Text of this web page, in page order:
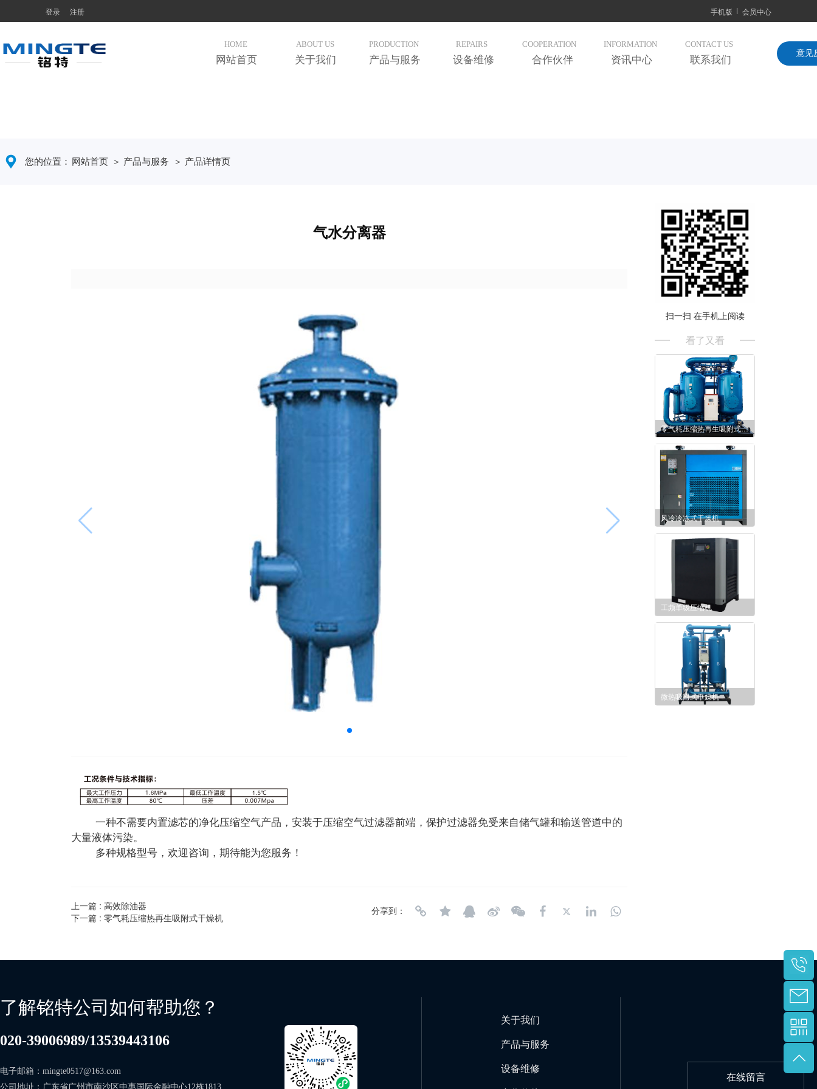
登录 注册 手机版 会员中心
网站首页 关于我们 产品与服务 设备维修 合作伙伴 资讯中心 联系我们
意见
HOME ABOUT US PRODUCTION REPAIRS COOPERATION INFORMATION CONTACT US
您的位置： 网站首页 ＞ 产品与服务 ＞ 产品详情页
气水分离器
一种不需要内置滤芯的净化压缩空气产品，安装于压缩空气过滤器前端，保护过滤器免受来自储气罐和输送管道中的
大量液体污染。
多种规格型号，欢迎咨询，期待能为您服务！
上一篇 : 高效除油器
下一篇 : 零气耗压缩热再生吸附式干燥机
分享到：
扫一扫 在手机上阅读
看了又看
零气耗压缩热再生吸附式干燥机
风冷冷冻式干燥机
工频单级压缩机
微热吸附式干燥机
了解铭特公司如何帮助您？
020-39006989/13539443106
电子邮箱：mingte0517@163.com
公司地址：广东省广州市南沙区中惠国际金融中心12栋1813
关于我们
产品与服务
设备维修
在线留言